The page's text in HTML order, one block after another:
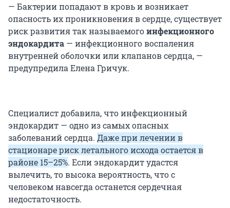
— Бактерии попадают в кровь и возникает
опасность их проникновения в сердце, существует
риск развития так называемогоинфекционного
эндокардита — инфекционного воспаления
внутренней оболочки или клапанов сердца, —
предупредила Елена Гричук.
Специалист добавила, что инфекционный
эндокардит — одно из самых опасных
заболеваний сердца. Даже при лечении в
стационаре риск летального исхода остается в
районе 15–25%. Если эндокардит удастся
вылечить, то высока вероятность, что с
человеком навсегда останется сердечная
недостаточность.